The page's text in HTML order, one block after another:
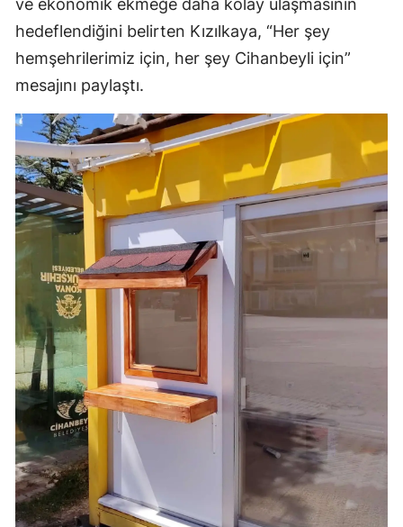
Ordu
Samsun
Siirt
Sinop
Sivas
Tekirdağ
Tokat
Şanlıurfa
Uşak
Van
hedeflendiğini belirten Kızılkaya, “Her şey
hemşehrilerimiz için, her şey Cihanbeyli için”
mesajını paylaştı.